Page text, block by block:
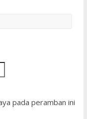
pada peramban ini